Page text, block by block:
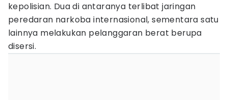
kepolisian. Dua di antaranya terlibat jaringan
peredaran narkoba internasional, sementara satu
lainnya melakukan pelanggaran berat berupa
disersi.